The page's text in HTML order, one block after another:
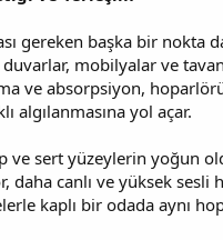
gereken başka bir nokta
duvarlar, mobilyalar ve
ve absorpsiyon,
algılanmasına yol açar.
ve sert yüzeylerin yoğun
daha canlı ve yüksek sesli
kaplı bir odada aynı